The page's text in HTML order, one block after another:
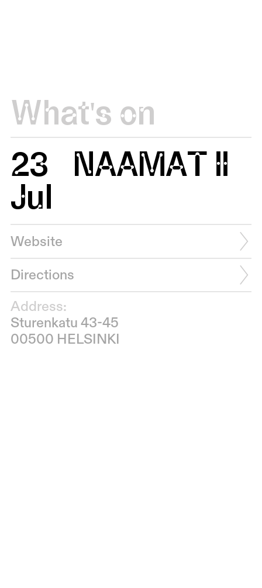
What's on
23
Jul
NAAMAT II
Website
Directions
Address:
Sturenkatu 43-45
00500 HELSINKI